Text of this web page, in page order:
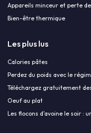
Appareils minceur et perte
Bien-être thermique
Les plus lus
Calories pâtes
Perdez du poids avec le
Téléchargez gratuitement
Oeuf au plat
Les flocons d'avoine le soir :